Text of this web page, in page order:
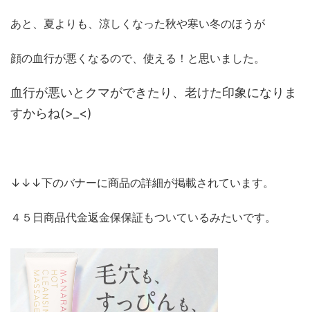
あと、夏よりも、涼しくなった秋や寒い冬のほうが
顔の血行が悪くなるので、使える！と思いました。
血行が悪いとクマができたり、老けた印象になりま
すからね(>_<)
↓↓↓下のバナーに商品の詳細が掲載されています。
４５日商品代金返金保保証もついているみたいです。